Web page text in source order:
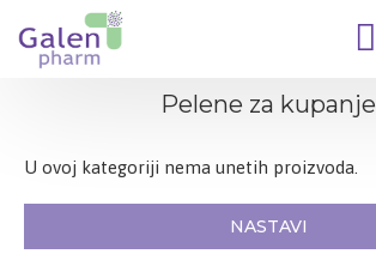
Pelene za kupanje
U ovoj kategoriji nema unetih proizvoda.
NASTAVI